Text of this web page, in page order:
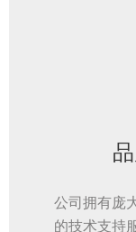
公司拥有庞
的技术支持